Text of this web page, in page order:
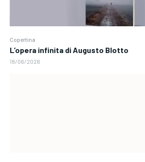
Copertina
L’opera infinita di Augusto Blotto
18/06/2026